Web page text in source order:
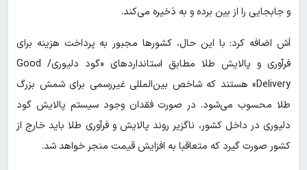
و جابجایی را از بین برده و به ذخیره می‌کند.
اَش اضافه کرد: با این حال، کشورها مجبور به پرداخت هزینه برای
فرآوری و پالایش طلا مطابق استانداردهای «گود دلیوری/ Good
Delivery» هستند که شاخص بین‌المللی غیررسمی برای شمش‌ بزرگ
طلا محسوب می‌شود. در صورت فقدان وجود سیستم پالایش گود
دلیوری در داخل کشور، ناگزیر روند پالایش و فرآوری طلا باید خارج از
کشور صورت گیرد که متعاقبا به افزایش قیمت منجر خواهد شد.